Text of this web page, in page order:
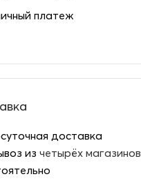
платеж
доставка
из четырёх магазинов